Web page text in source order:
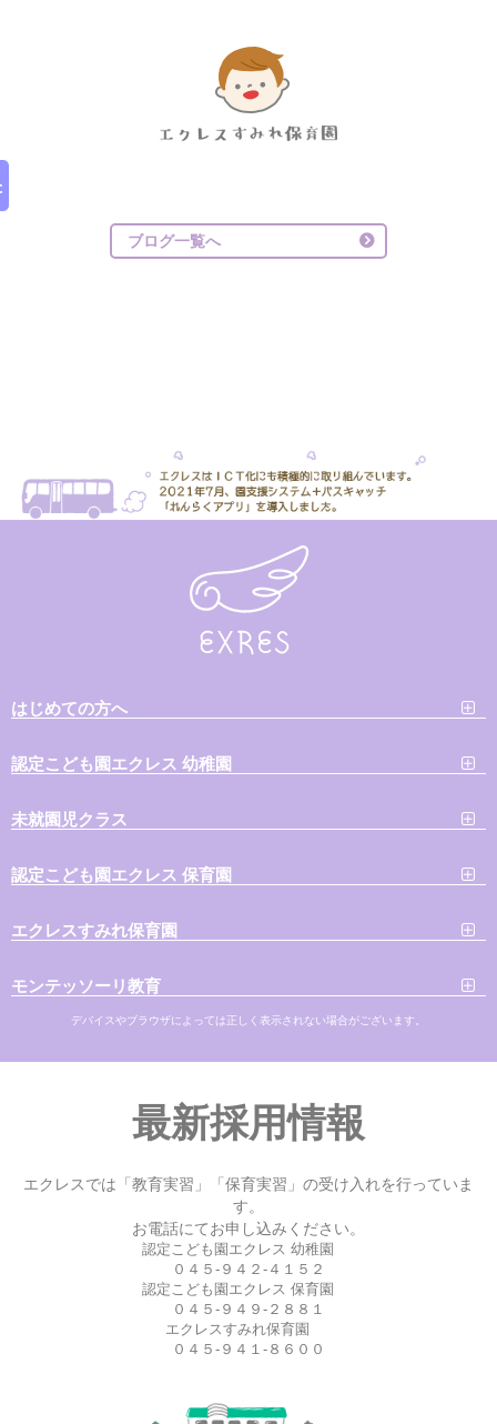
ブログ一覧へ
はじめての方へ
認定こども園エクレス 幼稚園
未就園児クラス
認定こども園エクレス 保育園
エクレスすみれ保育園
モンテッソーリ教育
デバイスやブラウザによっては正しく表示されない場合がございます。
最新採用情報
エクレスでは「教育実習」「保育実習」の受け入れを行っていま
す。
お電話にてお申し込みください。
認定こども園エクレス 幼稚園
０４５-９４２-４１５２
認定こども園エクレス 保育園
０４５-９４９-２８８１
エクレスすみれ保育園
０４５-９４１-８６００